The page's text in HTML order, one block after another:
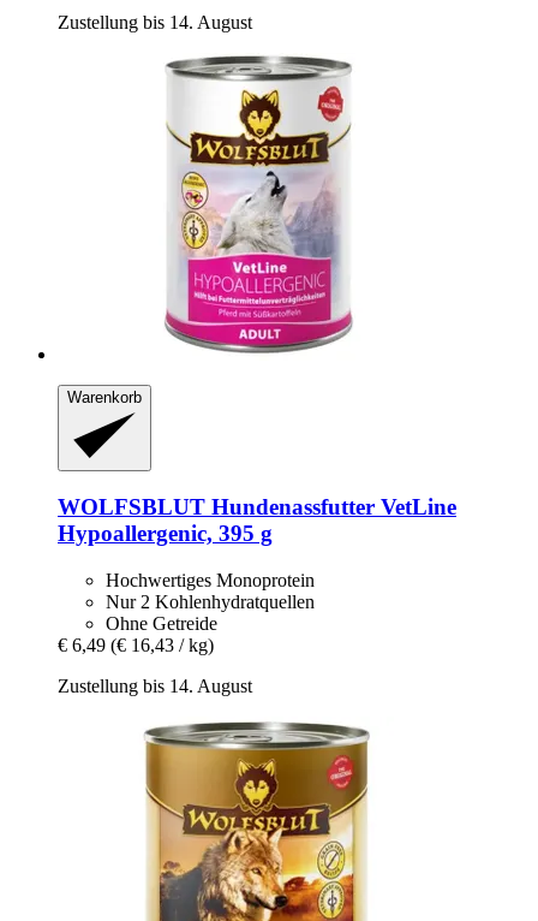
Zustellung bis 14. August
Warenkorb
WOLFSBLUT Hundenassfutter VetLine
Hypoallergenic, 395 g
Hochwertiges Monoprotein
Nur 2 Kohlenhydratquellen
Ohne Getreide
€ 6,49 (€ 16,43 / kg)
Zustellung bis 14. August